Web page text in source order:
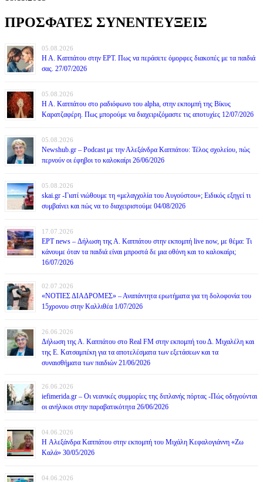
ΠΡΟΣΦΑΤΕΣ ΣΥΝΕΝΤΕΥΞΕΙΣ
05.08.2026
Η Α. Καππάτου στην ΕΡΤ. Πως να περάσετε όμορφες διακοπές με τα παιδιά
σας. 27/07/2026
05.08.2026
Η Α. Καππάτου στο ραδιόφωνο του alpha, στην εκπομπή της Βίκυς
Καρατζαφέρη. Πως μπορούμε να διαχειριζόμαστε τις αποτυχίες 12/07/2026
05.08.2026
Newshub.gr – Podcast με την Αλεξάνδρα Καππάτου: Τέλος σχολείου, πώς
περνούν οι έφηβοι το καλοκαίρι 26/06/2026
05.08.2026
skai.gr -Γιατί νιώθουμε τη «μελαγχολία του Αυγούστου»; Ειδικός εξηγεί τι
συμβαίνει και πώς να το διαχειριστούμε 04/08/2026
17.07.2026
ΕΡΤ news – Δήλωση της Α. Καππάτου στην εκπομπή live now, με θέμα: Τι
κάνουμε όταν τα παιδιά είναι μπροστά δε μια οθόνη και το καλοκαίρι;
16/07/2026
02.07.2026
«ΝΟΤΙΕΣ ΔΙΑΔΡΟΜΕΣ» – Αναπάντητα ερωτήματα για τη δολοφονία του
15χρονου στην Καλλιθέα 1/07/2026
26.06.2026
Δήλωση της Α. Καππάτου στο Real FM στην εκπομπή του Δ. Μιχαλέλη και
της Ε. Κατσαμπέκη για τα αποτελέσματα των εξετάσεων και τα
συναισθήματα των παιδιών 21/06/2026
26.06.2026
iefimerida.gr – Οι νεανικές συμμορίες της διπλανής πόρτας -Πώς οδηγούνται
οι ανήλικοι στην παραβατικότητα 26/06/2026
04.06.2026
H Αλεξάνδρα Καππάτου στην εκπομπή του Μιχάλη Κεφαλογιάννη «Ζω
Καλά» 30/05/2026
04.06.2026